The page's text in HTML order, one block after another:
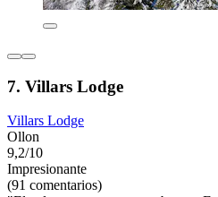
7. Villars Lodge
Villars Lodge
Ollon
9,2/10
Impresionante
(91 comentarios)